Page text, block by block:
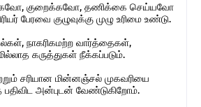
குறைக்கவோ, தணிக்கை செய்யவோ
பேரவை குழுவுக்கு முழு உரிமை உண்டு.
நாகரிகமற்ற வார்த்தைகள்,
கருத்துகள் நீக்கப்படும்.
சரியான மின்னஞ்சல் முகவரியை
பதிவிட அன்புடன் வேண்டுகிறோம்.